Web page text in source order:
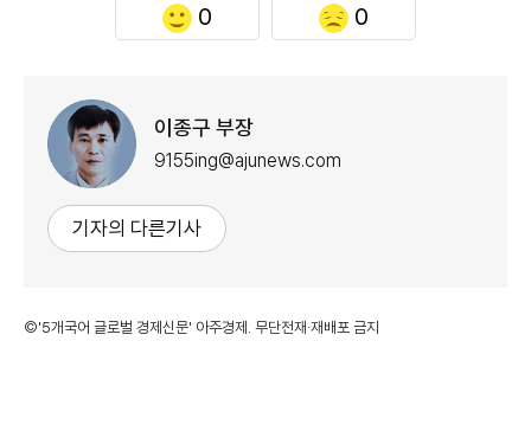
0 0
이종구 부장
9155ing@ajunews.com
기자의 다른기사
©'5개국어 글로벌 경제신문' 아주경제. 무단전재·재배포 금지